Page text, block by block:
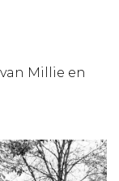
Millie en